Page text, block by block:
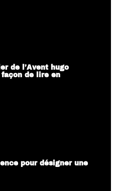
de l’Avent hugo
façon de lire en
pour désigner une